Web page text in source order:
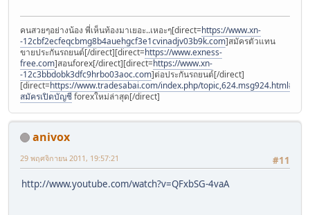
คนสวยๆอย่างน้อง พี่เห็นท้องมาเยอะ..เหอะๆ[direct=https://www.xn-
-12cbf2ecfeqcbmg8b4auehgcf3e1cvinadjv03b9k.com]สมัครตัวแทน
ขายประกันรถยนต์[/direct][direct=https://www.exness-
free.com]สอนforex[/direct][direct=https://www.xn-
-12c3bbdobk3dfc9hrbo03aoc.com]ต่อประกันรถยนต์[/direct]
[direct=https://www.tradesabai.com/index.php/
สมัครเปิดบัญชีforexใหม่ล่าสุด[/direct]
anivox
#11
29 พฤศจิกายน 2011, 19:57:21
http://www.youtube.com/watch?v=QFxbSG-4vaA